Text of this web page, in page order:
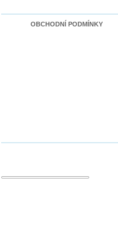
OBCHODNÍ PODMÍNKY